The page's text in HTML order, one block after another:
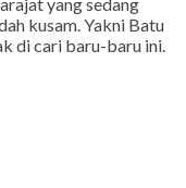
Berbagai Model
Berbagai Model.
salah stau produk
yang sedang
kusam. Yakni Batu
di cari baru-baru ini.